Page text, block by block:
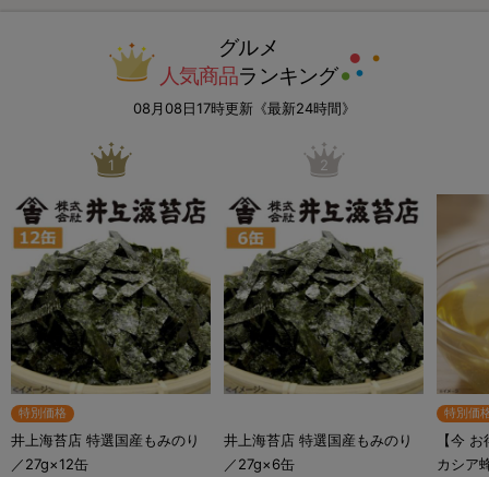
グルメ
人気商品ランキング
08月08日17時更新《最新24時間》
1
特別価格
井上海苔店 特選国産もみのり
／27g×12缶
2
井上海苔店 特選国産もみのり
／27g×6缶
特別価
【今
カシア